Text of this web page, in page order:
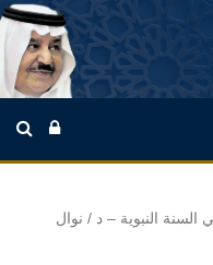
النبوية – د / نوال